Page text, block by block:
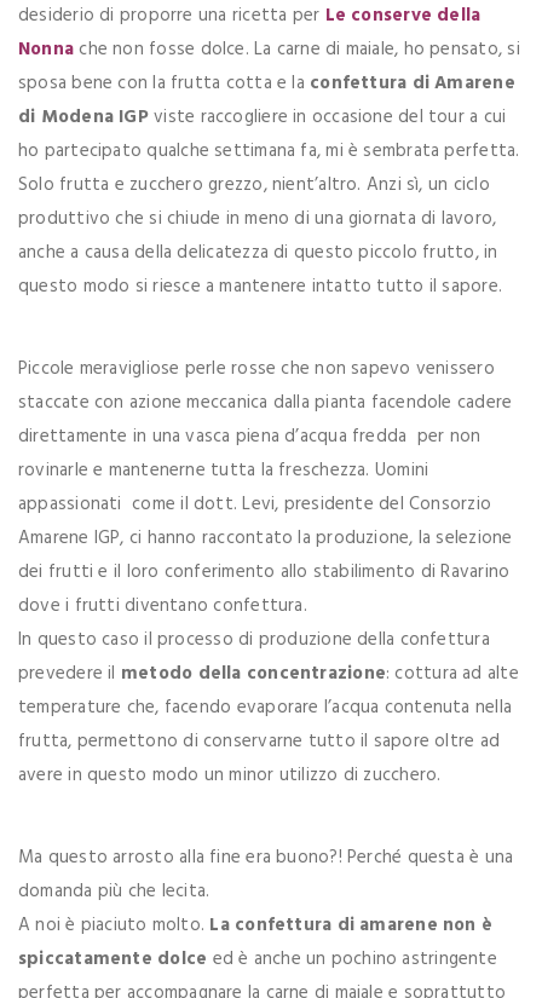
desiderio di proporre una ricetta per Le conserve della
Nonna che non fosse dolce. La carne di maiale, ho pensato, si
sposa bene con la frutta cotta e la confettura di Amarene
di Modena IGPviste raccogliere in occasione del tour a cui
ho partecipato qualche settimana fa, mi è sembrata perfetta.
Solo frutta e zucchero grezzo, nient’altro. Anzi sì, un ciclo
produttivo che si chiude in meno di una giornata di lavoro,
anche a causa della delicatezza di questo piccolo frutto, in
questo modo si riesce a mantenere intatto tutto il sapore.
Piccole meravigliose perle rosse che non sapevo venissero
staccate con azione meccanica dalla pianta facendole cadere
direttamente in una vasca piena d’acqua fredda per non
rovinarle e mantenerne tutta la freschezza. Uomini
appassionati come il dott. Levi, presidente del Consorzio
Amarene IGP, ci hanno raccontato la produzione, la selezione
dei frutti e il loro conferimento allo stabilimento di Ravarino
dove i frutti diventano confettura.
In questo caso il processo di produzione della confettura
prevedere il metodo della concentrazione: cottura ad alte
temperature che, facendo evaporare l’acqua contenuta nella
frutta, permettono di conservarne tutto il sapore oltre ad
avere in questo modo un minor utilizzo di zucchero.
Ma questo arrosto alla fine era buono?! Perché questa è una
domanda più che lecita.
A noi è piaciuto molto. La confettura di amarene non è
spiccatamente dolce ed è anche un pochino astringente